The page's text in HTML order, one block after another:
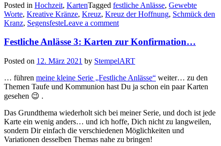
4:
Karten
mit
zur
Posted in Hochzeit, KartenTagged festliche Anlässe, Gewebte
Worte, Kreative Kränze, Kreuz, Kreuz der Hoffnung, Schmück den
Kranz, SegensfesteLeave a comment
Festliche Anlässe 3: Karten zur Konfirmation…
Posted on 12. März 2021 by StempelART
… führen meine kleine Serie „Festliche Anlässe“ weiter… zu den
Themen Taufe und Kommunion hast Du ja schon ein paar Karten
gesehen 😉 .
Das Grundthema wiederholt sich bei meiner Serie, und doch ist jede
Karte ein wenig anders… und ich hoffe, Dich nicht zu langweilen,
sondern Dir einfach die verschiedenen Möglichkeiten und
Variationen desselben Themas nahe zu bringen!